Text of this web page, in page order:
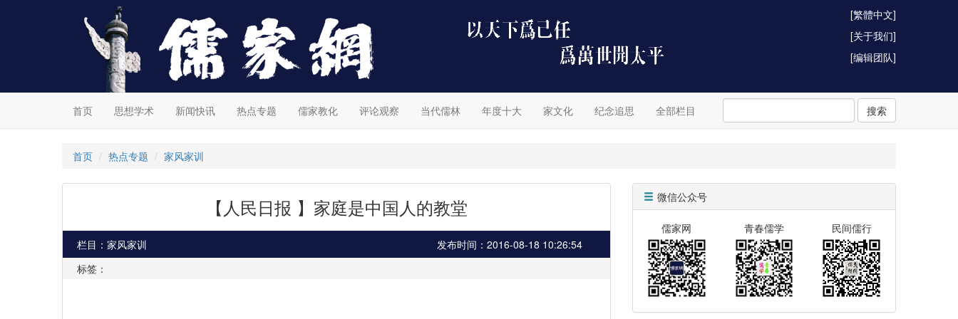
[繁體中文]
[关于我们]
[编辑团队]
首页 思想学术 新闻快讯 热点专题 儒家教化 评论观察 当代儒林 年度十大 家文化 纪念追思 全部栏目 搜索
首页 热点专题 家风家训
【人民日报 】家庭是中国人的教堂
栏目：家风家训
发布时间：2016-08-18 10:26:54
标签：
微信公众号
儒家网 青春儒学 民间儒行